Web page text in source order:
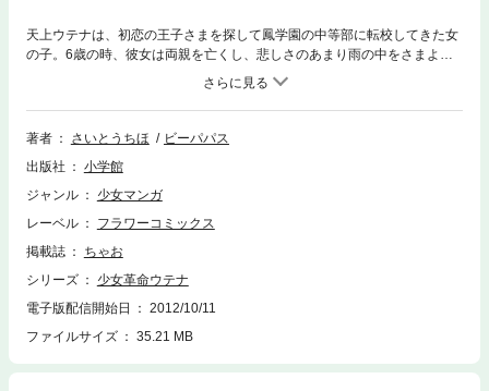
天上ウテナは、初恋の王子さまを探して鳳学園の中等部に転校してきた女
の子。6歳の時、彼女は両親を亡くし、悲しさのあまり雨の中をさまよい
川に落ちてしまう。その時彼女を助けてくれた不思議な男性は、バラを型
取った指輪を残し再会を約束して消えた。命の恩人の男性に再会するた
め、ウテナは鳳学園に転校。ところがこの学園の生徒会は、「バラの刻
印」という謎の掟に支配されていて…！？
著者 さいとうちほ
ビーパパス
出版社
小学館
ジャンル
少女マンガ
レーベル
フラワーコミックス
掲載誌
ちゃお
シリーズ
少女革命ウテナ
電子版配信開始日
2012/10/11
ファイルサイズ
35.21 MB